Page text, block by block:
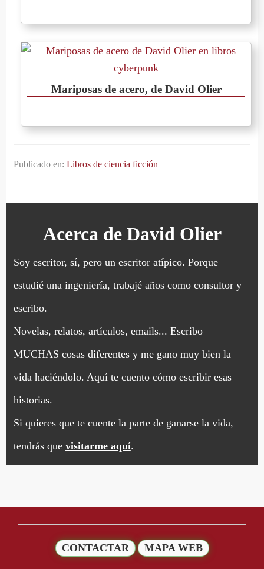
Mariposas de acero, de David Olier
Publicado en:Libros de ciencia ficción
Acerca de David Olier
Soy escritor, sí, pero un escritor atípico. Porque
estudié una ingeniería, trabajé años como consultor y
escribo.
Novelas, relatos, artículos, emails... Escribo
MUCHAS cosas diferentes y me gano muy bien la
vida haciéndolo. Aquí te cuento cómo escribir esas
historias.
Si quieres que te cuente la parte de ganarse la vida,
tendrás que visitarme aquí.
CONTACTAR MAPA WEB